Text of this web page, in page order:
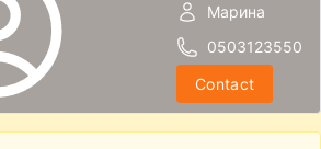
Марина
0503123550
Contact